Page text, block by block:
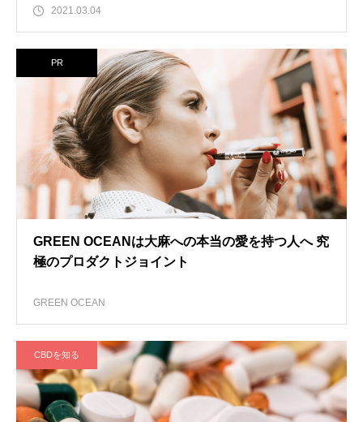
2021.03.04
PR
GREEN OCEANは大麻への本当の愛を持つ人へ 究
極のプロダクトジョイント
GREEN OCEAN
CBDを知る